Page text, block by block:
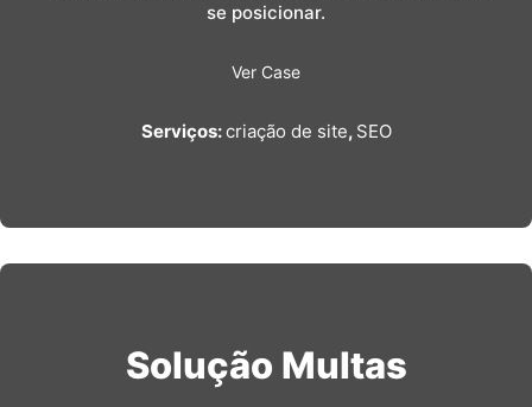
se posicionar.
Ver Case
Serviços:criação de site, SEO
Solução Multas